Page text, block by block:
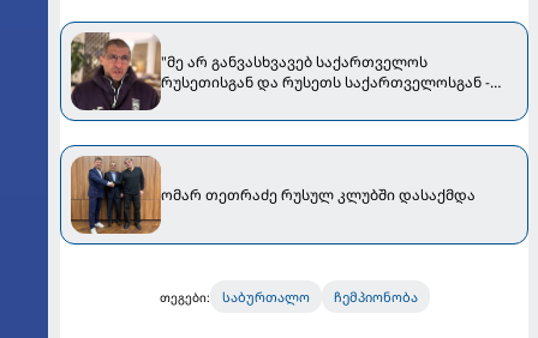
"მე არ განვასხვავებ საქართველოს
რუსეთისგან და რუსეთს საქართველოსგან -
ინტერვიუ ომარ თეთრაძესთან
ომარ თეთრაძე რუსულ კლუბში დასაქმდა
თეგები: საბურთალო ჩემპიონობა